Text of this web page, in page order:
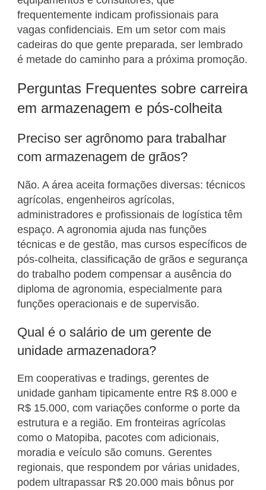
frequentemente indicam profissionais para
vagas confidenciais. Em um setor com mais
cadeiras do que gente preparada, ser lembrado
é metade do caminho para a próxima promoção.
Perguntas Frequentes sobre carreira
em armazenagem e pós-colheita
Preciso ser agrônomo para trabalhar
com armazenagem de grãos?
Não. A área aceita formações diversas: técnicos
agrícolas, engenheiros agrícolas,
administradores e profissionais de logística têm
espaço. A agronomia ajuda nas funções
técnicas e de gestão, mas cursos específicos de
pós-colheita, classificação de grãos e segurança
do trabalho podem compensar a ausência do
diploma de agronomia, especialmente para
funções operacionais e de supervisão.
Qual é o salário de um gerente de
unidade armazenadora?
Em cooperativas e tradings, gerentes de
unidade ganham tipicamente entre R$ 8.000 e
R$ 15.000, com variações conforme o porte da
estrutura e a região. Em fronteiras agrícolas
como o Matopiba, pacotes com adicionais,
moradia e veículo são comuns. Gerentes
regionais, que respondem por várias unidades,
podem ultrapassar R$ 20.000 mais bônus por